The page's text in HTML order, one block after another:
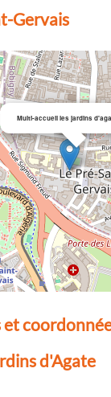
Gervais
Multi-accueil les jardins
d'Agate